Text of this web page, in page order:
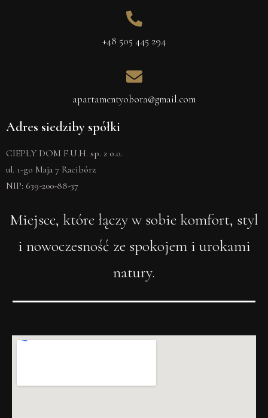
+48 505 445 294
apartamentyobora@gmail.com
Adres siedziby spółki
CIEPŁY DOM F.U.H. sp. z o.o.
ul. 1-go Maja 7 Racibórz
NIP: 639-200-88-37
Miejsce, które łączy w sobie komfort, styl
i nowoczesność ze spokojem i urokami
natury.